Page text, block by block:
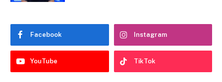
Facebook Instagram
YouTube TikTok